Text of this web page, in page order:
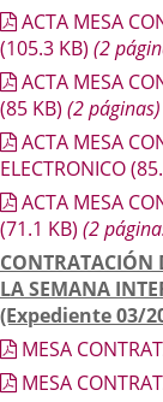
ACTA MESA
(105.3 KB) (2
ACTA MESA
(85 KB) (2 páginas)
ACTA MESA
ELECTRONICO
ACTA MESA
(71.1 KB) (2
CONTRATACIÓN
LA SEMANA
(Expediente 03/
MESA
MESA